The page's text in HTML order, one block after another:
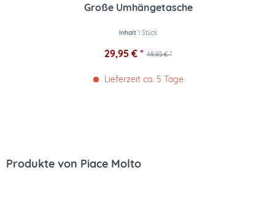
Große Umhängetasche
Inhalt1 Stück
49,95 € *
29,95 € *
Lieferzeit ca. 5 Tage
Produkte von Piace Molto